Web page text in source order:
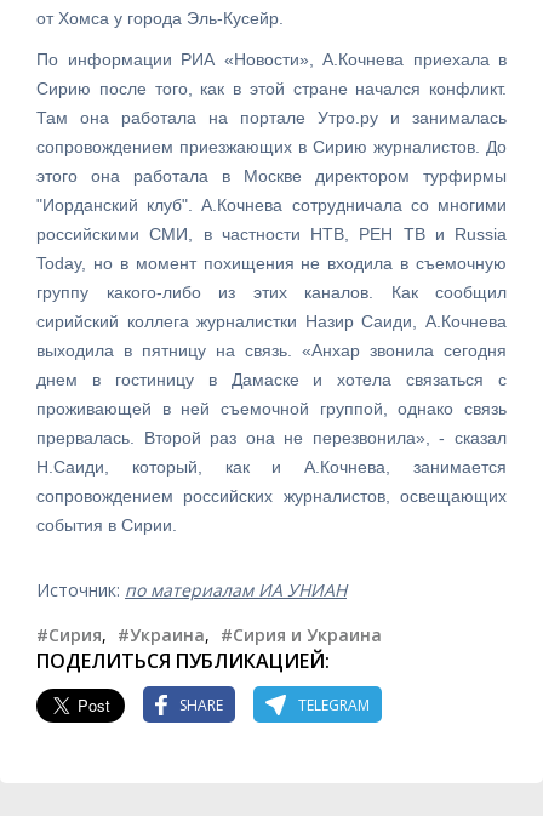
от Хомса у города Эль-Кусейр.
По информации РИА «Новости», А.Кочнева приехала в
Сирию после того, как в этой стране начался конфликт.
Там она работала на портале Утро.ру и занималась
сопровождением приезжающих в Сирию журналистов. До
этого она работала в Москве директором турфирмы
"Иорданский клуб". А.Кочнева сотрудничала со многими
российскими СМИ, в частности НТВ, РЕН ТВ и Russia
Today, но в момент похищения не входила в съемочную
группу какого-либо из этих каналов. Как сообщил
сирийский коллега журналистки Назир Саиди, А.Кочнева
выходила в пятницу на связь. «Анхар звонила сегодня
днем в гостиницу в Дамаске и хотела связаться с
проживающей в ней съемочной группой, однако связь
прервалась. Второй раз она не перезвонила», - сказал
Н.Саиди, который, как и А.Кочнева, занимается
сопровождением российских журналистов, освещающих
события в Сирии.
Источник: по материалам ИА УНИАН
#Сирия, #Украина, #Сирия и Украина
ПОДЕЛИТЬСЯ ПУБЛИКАЦИЕЙ:
SHARE TELEGRAM